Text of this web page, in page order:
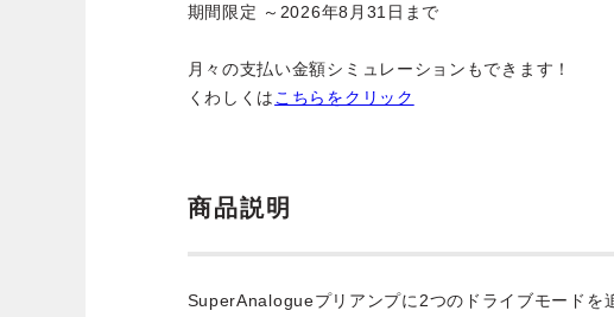
期間限定 ～2026年8月31日まで
月々の支払い金額シミュレーションもできます！
くわしくは こちらをクリック
商品説明
SuperAnalogueプリアンプに2つのドライブモードを